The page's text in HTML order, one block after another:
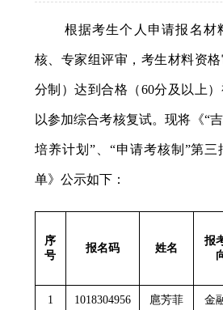
根据考生个人申请报名材
核、专家组评审，考生材料资
分制）达到合格（60分及以上
以参加综合考核复试。现将《“
培养计划 ”、“申请考核制”第三
单》公示如下：
序
号
报名码 姓名
报
1 1018304956 扈芳菲 金